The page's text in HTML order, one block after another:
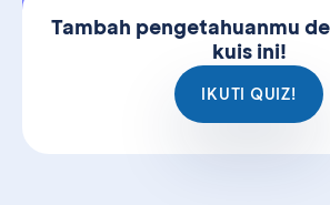
Tambah pengetahuanmu
kuis ini!
IKUTI QUIZ!